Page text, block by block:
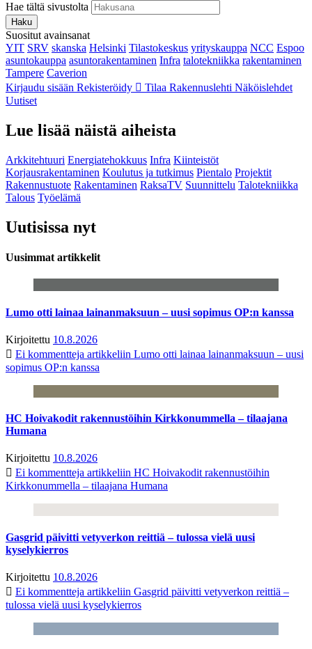
Hae tältä sivustolta
Haku
Suositut avainsanat
YIT SRV skanska Helsinki Tilastokeskus yrityskauppa NCC Espoo
asuntokauppa asuntorakentaminen Infra talotekniikka rakentaminen
Tampere Caverion
Kirjaudu sisään Rekisteröidy Tilaa Rakennuslehti Näköislehdet
Uutiset
Lue lisää näistä aiheista
Arkkitehtuuri Energiatehokkuus Infra Kiinteistöt
Korjausrakentaminen Koulutus ja tutkimus Pientalo Projektit
Rakennustuote Rakentaminen RaksaTV Suunnittelu Talotekniikka
Talous Työelämä
Uutisissa nyt
Uusimmat artikkelit
Lumo otti lainaa lainanmaksuun – uusi sopimus OP:n kanssa
Kirjoitettu 10.8.2026
Ei kommentteja artikkeliin Lumo otti lainaa lainanmaksuun – uusi
sopimus OP:n kanssa
HC Hoivakodit rakennustöihin Kirkkonummella – tilaajana
Humana
Kirjoitettu 10.8.2026
Ei kommentteja artikkeliin HC Hoivakodit rakennustöihin
Kirkkonummella – tilaajana Humana
Gasgrid päivitti vetyverkon reittiä – tulossa vielä uusi
kyselykierros
Kirjoitettu 10.8.2026
Ei kommentteja artikkeliin Gasgrid päivitti vetyverkon reittiä –
tulossa vielä uusi kyselykierros